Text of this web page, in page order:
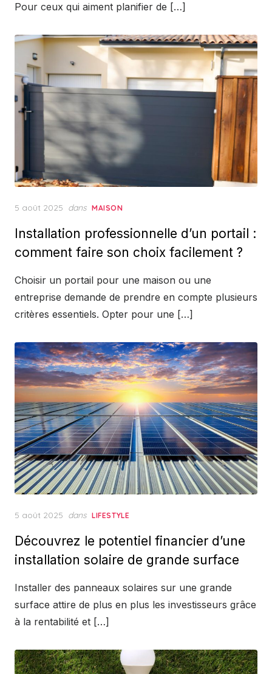
Pour ceux qui aiment planifier de […]
Posted
5 août 2025 dans MAISON
Installation professionnelle d’un portail :
comment faire son choix facilement ?
Choisir un portail pour une maison ou une
entreprise demande de prendre en compte plusieurs
critères essentiels. Opter pour une […]
Posted
5 août 2025 dans LIFESTYLE
Découvrez le potentiel financier d’une
installation solaire de grande surface
Installer des panneaux solaires sur une grande
surface attire de plus en plus les investisseurs grâce
à la rentabilité et […]